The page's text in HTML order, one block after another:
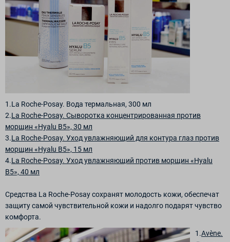
1.La Roche-Posay. Вода термальная, 300 мл
2.La Roche-Posay. Сыворотка концентрированная против
морщин «Hyalu B5», 30 мл
3.La Roche-Posay. Уход увлажняющий для контура глаз против
морщин «Hyalu B5», 15 мл
4.La Roche-Posay. Уход увлажняющий против морщин «Hyalu
B5», 40 мл
Средства La Roche-Posay сохранят молодость кожи, обеспечат
защиту самой чувствительной кожи и надолго подарят чувство
комфорта.
1.Avène.